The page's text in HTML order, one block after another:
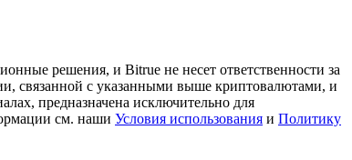
решения, и Bitrue не несет ответственности за
связанной с указанными выше криптовалютами, и
предназначена исключительно для
см. наши Условия использования и Политику